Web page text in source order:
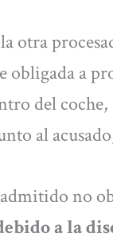
otra
obligada a
del coche,
al
no
a la